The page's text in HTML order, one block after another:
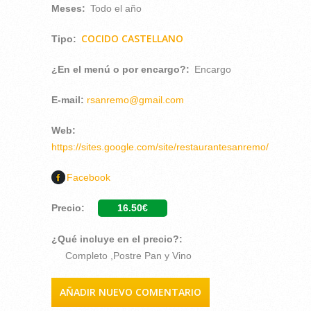
Meses: Todo el año
Tipo: COCIDO CASTELLANO
¿En el menú o por encargo?: Encargo
E-mail: rsanremo@gmail.com
Web:
https://sites.google.com/site/restaurantesanremo/
Facebook
Precio: 16.50€
¿Qué incluye en el precio?:
Completo ,Postre Pan y Vino
AÑADIR NUEVO COMENTARIO